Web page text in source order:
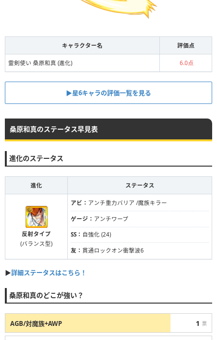
キャラクター名 評価点
霊剣使い 桑原和真 (進化) 6.0点
▶星6キャラの評価一覧を見る
桑原和真のステータス早見表
進化のステータス
進化 ステータス
反射タイプ
(バランス型)
アビ： アンチ重力バリア /魔族キラー
ゲージ： アンチワープ
SS： 自強化 (24)
友： 貫通ロックオン衝撃波6
▶詳細ステータスはこちら！
桑原和真のどこが強い？
AGB/対魔族+AWP 1 票